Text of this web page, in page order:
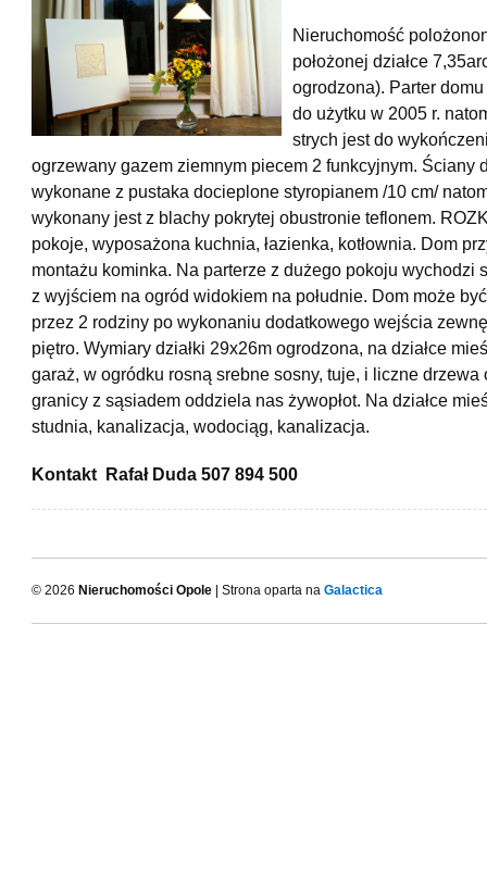
Nieruchomość
położonej działce
ogrodzona). Parter domu
do użytku w 2005 r.
strych jest do
ogrzewany gazem ziemnym piecem 2 funkcyjnym. Ściany
wykonane z pustaka docieplone styropianem /10 cm/
wykonany jest z blachy pokrytej obustronie teflonem.
pokoje, wyposażona kuchnia, łazienka, kotłownia. Dom
montażu kominka. Na parterze z dużego pokoju wychodzi
z wyjściem na ogród widokiem na południe. Dom może
przez 2 rodziny po wykonaniu dodatkowego wejścia
piętro. Wymiary działki 29x26m ogrodzona, na działce
garaż, w ogródku rosną srebne sosny, tuje, i liczne drzewa
granicy z sąsiadem oddziela nas żywopłot. Na działce
studnia, kanalizacja, wodociąg, kanalizacja.
Kontakt Rafał Duda 507 894 500
© 2026 Nieruchomości Opole | Strona oparta na Galactica